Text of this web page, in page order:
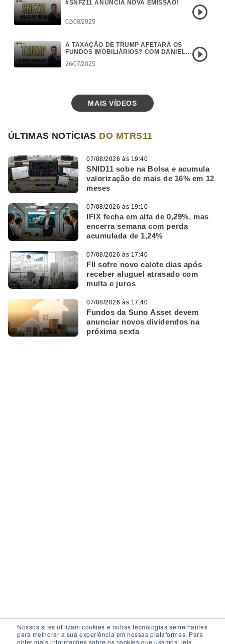
Nossos sites utilizam cookies e outras tecnologias semelhantes
para melhorar a sua experiência em nossas plataformas. Para
obter mais informações sobre os cookies que usamos, leia
#SNFZ11 ANUNCIA NOVA EMISSÃO!
02/08/2025
A TAXAÇÃO DE TRUMP AFETARÁ OS
FUNDOS IMOBILIÁRIOS? COM DANIEL
26/07/2025
MAIS VÍDEOS
ÚLTIMAS NOTÍCIAS DO MTRS11
SNID11 sobe na Bolsa e acumula
valorização de mais de 16% em 12
meses
07/08/2026 às 19:40
IFIX fecha em alta de 0,29%, mas
encerra semana com perda
acumulada de 1,24%
07/08/2026 às 19:10
FII sofre novo calote dias após
receber aluguel atrasado com
multa e juros
07/08/2026 às 17:40
Fundos da Suno Asset devem
anunciar novos dividendos na
próxima sexta
07/08/2026 às 17:40